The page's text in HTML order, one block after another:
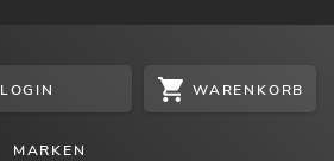
LOGIN WARENKORB
MARKEN